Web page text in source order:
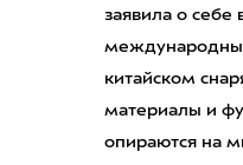
заявила о себе
китайском
материалы и
опираются на